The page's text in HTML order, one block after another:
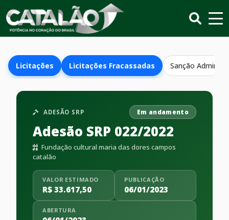
Licitações Licitações Fracassadas Sanção
ADESÃO SRP Em andamento
Adesão SRP 022/2022
Fundação cultural maria das dores campos
catalão
VALOR ESTIMADO
R$ 33.617,50
PUBLICAÇÃO
06/01/2023
ABERTURA